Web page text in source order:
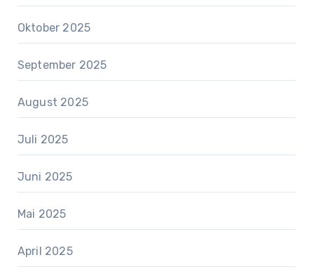
Oktober 2025
September 2025
August 2025
Juli 2025
Juni 2025
Mai 2025
April 2025